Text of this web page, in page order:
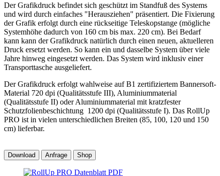
Der Grafikdruck befindet sich geschützt im Standfuß des Systems
und wird durch einfaches "Herausziehen" präsentiert. Die Fixierung
der Grafik erfolgt durch eine rückseitige Teleskopstange (mögliche
Systemhöhe dadurch von 160 cm bis max. 220 cm). Bei Bedarf
kann kann der Grafikdruck natürlich durch einen neuen, aktuelleren
Druck ersetzt werden. So kann ein und dasselbe System über viele
Jahre hinweg eingesetzt werden. Das System wird inklusiv einer
Transporttasche ausgeliefert.
Der Grafikdruck erfolgt wahlweise auf B1 zertifiziertem Bannersoft-
Material 720 dpi (Qualitätsstufe III), Aluminiummaterial
(Qualitätsstufe II) oder Aluminiummaterial mit kratzfester
Schutzfolienbeschichtung 1200 dpi (Qualitätsstufe I). Das RollUp
PRO ist in vielen unterschiedlichen Breiten (85, 100, 120 und 150
cm) lieferbar.
Download Anfrage Shop